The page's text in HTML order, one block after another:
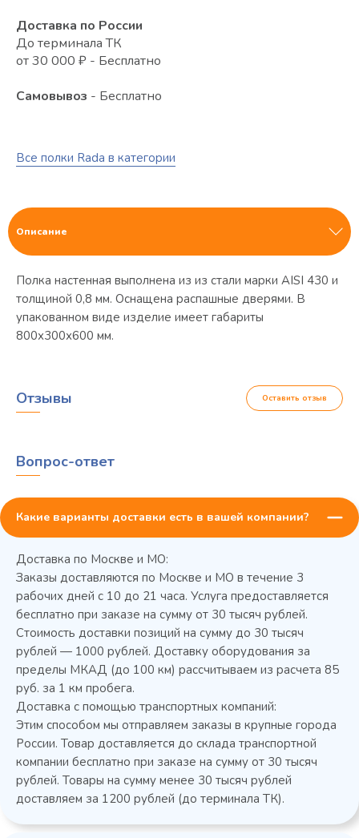
Все полки Rada в категории
Доставка по России
До терминала ТК
от 30 000 ₽ - Бесплатно
Самовывоз - Бесплатно
Описание
Полка настенная выполнена из из стали марки AISI 430 и
толщиной 0,8 мм. Оснащена распашные дверями. В
упакованном виде изделие имеет габариты
800х300х600 мм.
Колода разрубочная КР-5/5
Отзывы Оставить отзыв
Вопрос-ответ
Какие варианты доставки есть в вашей компании?
Доставка по Москве и МО:
Заказы доставляются по Москве и МО в течение 3
рабочих дней с 10 до 21 часа. Услуга предоставляется
бесплатно при заказе на сумму от 30 тысяч рублей.
Стоимость доставки позиций на сумму до 30 тысяч
рублей — 1000 рублей. Доставку оборудования за
пределы МКАД (до 100 км) рассчитываем из расчета 85
руб. за 1 км пробега.
Доставка с помощью транспортных компаний:
Этим способом мы отправляем заказы в крупные города
России. Товар доставляется до склада транспортной
компании бесплатно при заказе на сумму от 30 тысяч
рублей. Товары на сумму менее 30 тысяч рублей
доставляем за 1200 рублей (до терминала ТК).